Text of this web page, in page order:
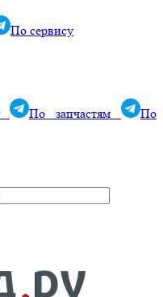
По сервису
По запчастям
По